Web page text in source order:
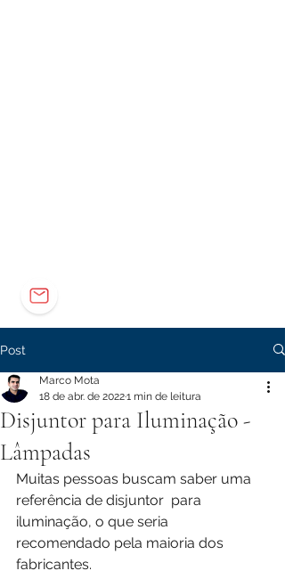
Post
Disjuntor para Iluminação -
Lâmpadas
Marco Mota
18 de abr. de 20221 min de leitura
Muitas pessoas buscam saber uma
referência de disjuntor  para
iluminação, o que seria
recomendado pela maioria dos
fabricantes.